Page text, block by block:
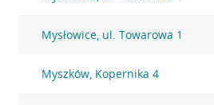
Mysłowice, ul. Towarowa 1
Myszków, Kopernika 4